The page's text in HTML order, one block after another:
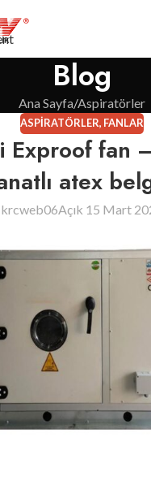
Blog
Ana Sayfa Aspiratörler
ASPIRATÖRLER, FANLAR
Exproof fan
atex
krcweb06Açık 15 Mart